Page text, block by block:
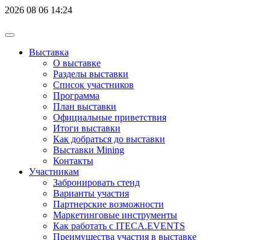
2026 08 06 14:24
Выставка
О выставке
Разделы выставки
Список участников
Программа
План выставки
Официальные приветствия
Итоги выставки
Как добраться до выставки
Выставки Mining
Контакты
Участникам
Забронировать стенд
Варианты участия
Партнерские возможности
Маркетинговые инструменты
Как работать с ITECA.EVENTS
Преимущества участия в выставке